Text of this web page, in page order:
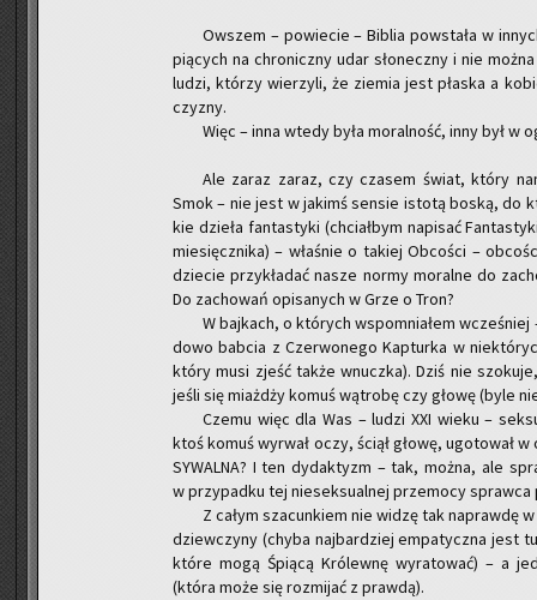
Ow­szem – po­wie­cie – Bi­blia po­wsta­ła w
pią­cych na chro­nicz­ny udar sło­necz­ny i nie
ludzi, któ­rzy wie­rzy­li, że zie­mia jest pła­ska a
czy­zny.
Więc – inna wtedy była mo­ral­ność, inny był
Ale zaraz zaraz, czy cza­sem świat, który
Smok – nie jest w ja­kimś sen­sie isto­tą boską, do
kie dzie­ła fan­ta­sty­ki (chciał­bym na­pi­sać
mie­sięcz­ni­ka) – wła­śnie o ta­kiej Ob­co­ści –
dzie­cie przy­kła­dać nasze normy mo­ral­ne do
Do za­cho­wań opi­sa­nych w Grze o Tron?
W baj­kach, o któ­rych wspo­mnia­łem
do­wo bab­cia z Czer­wo­ne­go Kap­tur­ka w
który musi zjeść także wnucz­ka). Dziś nie
jeśli się miaż­dży komuś wą­tro­bę czy głowę (byle
Czemu więc dla Was – ludzi XXI wieku –
ktoś komuś wy­rwał oczy, ściął głowę, ugo­to­wał
SY­WAL­NA? I ten dy­dak­tyzm – tak, można, ale
w przy­pad­ku tej nie­sek­su­al­nej prze­mo­cy spraw­ca
Z całym sza­cun­kiem nie widzę tak na­praw­dę
dziew­czy­ny (chyba naj­bar­dziej em­pa­tycz­na jest
które mogą Śpią­cą Kró­lew­nę wy­ra­to­wać) – a
(która może się roz­mi­jać z praw­dą).